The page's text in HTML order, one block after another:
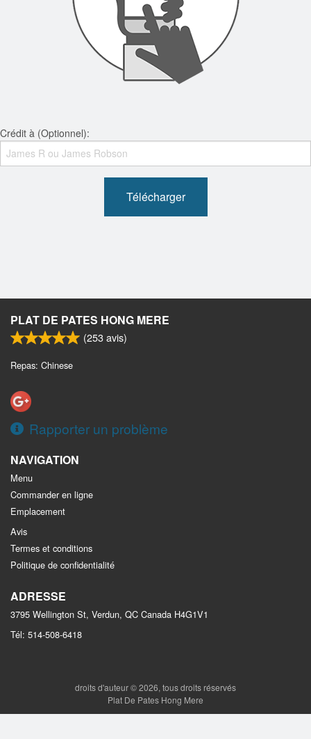
Crédit à (Optionnel):
Télécharger
PLAT DE PATES HONG MERE
(253avis)
Repas: Chinese
Rapporter un problème
NAVIGATION
Menu
Commander en ligne
Emplacement
Avis
Termes et conditions
Politique de confidentialité
ADRESSE
3795 Wellington St, Verdun, QC Canada H4G1V1
Tél: 514-508-6418
droits d'auteur © 2026, tous droits réservés
Plat De Pates Hong Mere